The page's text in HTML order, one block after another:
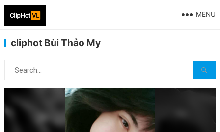
MENU
cliphot Bùi Thảo My